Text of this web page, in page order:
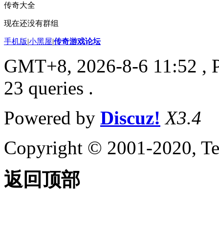
传奇大全
现在还没有群组
手机版|小黑屋|传奇游戏论坛
GMT+8, 2026-8-6 11:52 ,
23 queries .
Powered by Discuz! X3.4
Copyright © 2001-2020,
返回顶部